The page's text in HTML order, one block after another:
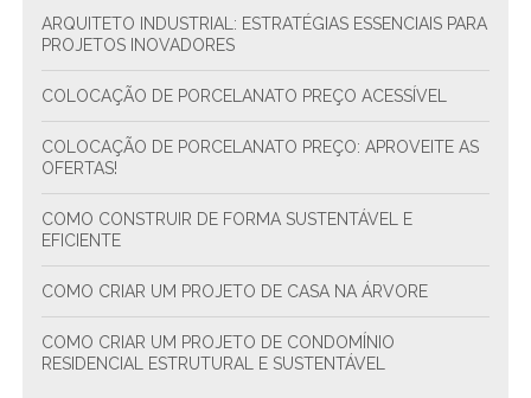
ARQUITETO INDUSTRIAL: ESTRATÉGIAS ESSENCIAIS PARA
PROJETOS INOVADORES
COLOCAÇÃO DE PORCELANATO PREÇO ACESSÍVEL
COLOCAÇÃO DE PORCELANATO PREÇO: APROVEITE AS
OFERTAS!
COMO CONSTRUIR DE FORMA SUSTENTÁVEL E
EFICIENTE
COMO CRIAR UM PROJETO DE CASA NA ÁRVORE
COMO CRIAR UM PROJETO DE CONDOMÍNIO
RESIDENCIAL ESTRUTURAL E SUSTENTÁVEL